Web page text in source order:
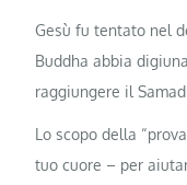
Gesù fu tentato nel
Buddha abbia
raggiungere il
Lo scopo della
tuo cuore – per